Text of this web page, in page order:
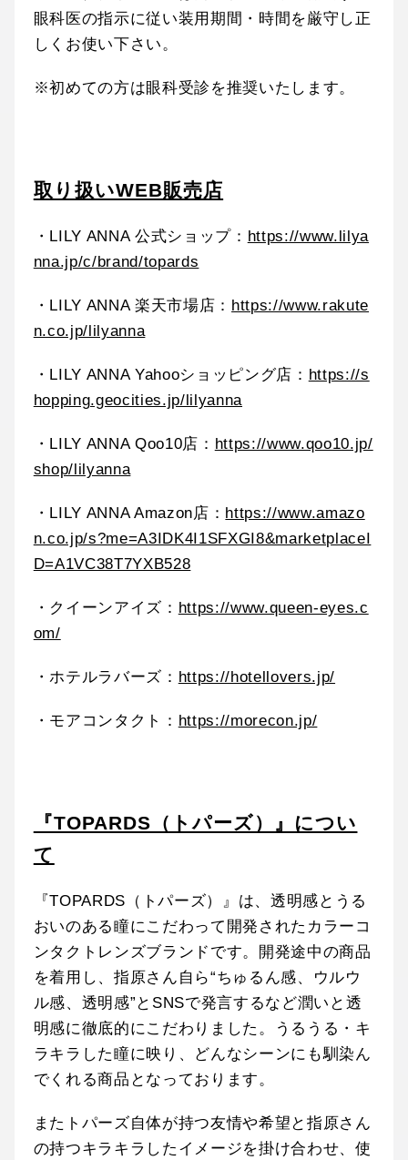
眼科医の指示に従い装用期間・時間を厳守し正
しくお使い下さい。
※初めての方は眼科受診を推奨いたします。
取り扱いWEB販売店
・LILY ANNA 公式ショップ： https://www.lilya
nna.jp/c/brand/topards
・LILY ANNA 楽天市場店： https://www.rakute
n.co.jp/lilyanna
・LILY ANNA Yahooショッピング店： https://s
hopping.geocities.jp/lilyanna
・LILY ANNA Qoo10店： https://www.qoo10.jp/
shop/lilyanna
・LILY ANNA Amazon店： https://www.amazo
n.co.jp/s?me=A3IDK4I1SFXGI8&marketplaceI
D=A1VC38T7YXB528
・クイーンアイズ： https://www.queen-eyes.c
om/
・ホテルラバーズ： https://hotellovers.jp/
・モアコンタクト： https://morecon.jp/
『TOPARDS（トパーズ）』につい
て
『TOPARDS（トパーズ）』は、透明感とうる
おいのある瞳にこだわって開発されたカラーコ
ンタクトレンズブランドです。開発途中の商品
を着用し、指原さん自ら“ちゅるん感、ウルウ
ル感、透明感”とSNSで発言するなど潤いと透
明感に徹底的にこだわりました。うるうる・キ
ラキラした瞳に映り、どんなシーンにも馴染ん
でくれる商品となっております。
またトパーズ自体が持つ友情や希望と指原さん
の持つキラキラしたイメージを掛け合わせ、使